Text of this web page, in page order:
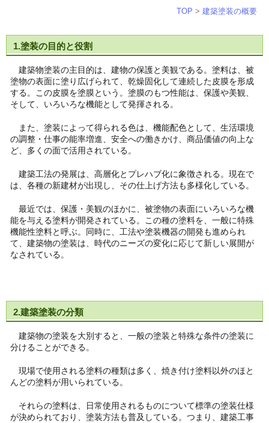
TOP > 建築塗装の概要
1.塗装の目的と役割
建築物塗装の主目的は、建物の保護と美観である。塗料は、被
塗物の表面に塗り広げられて、乾燥固化して連続した皮膜を形成
する。この皮膜を塗膜という。塗膜のもつ性能は、保護や美観、
そして、いろいろな機能として発揮される。
また、塗装によって得られる色は、機能配色として、生活環境
の調整・仕事の能率増進、安全への働きかけ、商品価値の向上な
ど、多くの面で活用されている。
建築工法の発展は、高層化とプレハブ化に象徴される。現在で
は、各種の新建材が出現し、その仕上げ方法も多様化している。
最近では、保護・美観のほかに、被塗物の表面にいろいろな機
能を与える塗料が開発されている。この種の塗料を、一般に特殊
機能性塗料と呼ぶ。同時に、工法や塗装機器の開発も進められ
て、建築物の塗装は、時代のニーズの変化に応じて新しい展開が
なされている。
2.建築塗装の分類
建築物の塗装を大別すると、一般の塗装と特殊な条件の塗装に
分けることができる。
現場で使用される塗料の種類は多く、焼き付け塗料以外のほと
んどの塗料が用いられている。
それらの塗料は、日常使用されるものについて標準の塗装仕様
が決められており、塗装方法も普及している。つまり、建築工事